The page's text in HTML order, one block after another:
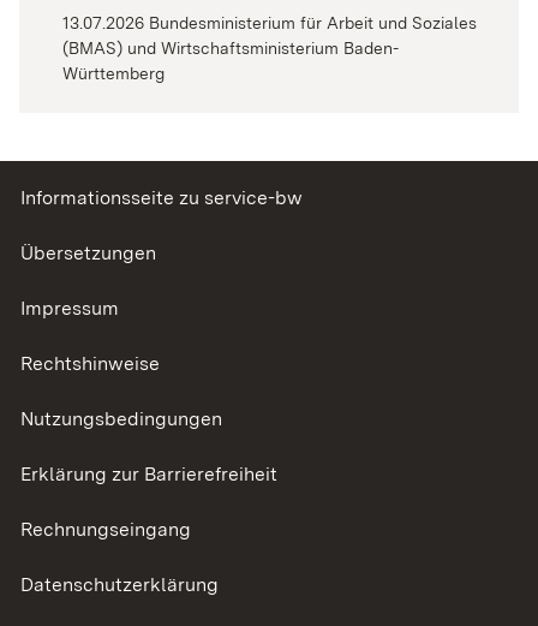
13.07.2026 Bundesministerium für Arbeit und Soziales
(BMAS) und Wirtschaftsministerium Baden-
Württemberg
Informationsseite zu service-bw
Übersetzungen
Impressum
Rechtshinweise
Nutzungsbedingungen
Erklärung zur Barrierefreiheit
Rechnungseingang
Datenschutzerklärung